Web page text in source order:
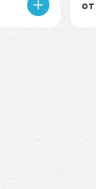
В
от